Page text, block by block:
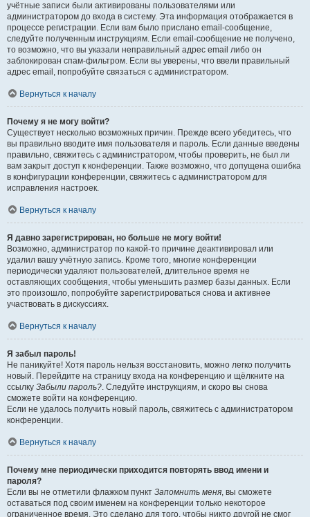
учётные записи были активированы пользователями или
администратором до входа в систему. Эта информация отображается в
процессе регистрации. Если вам было прислано email-сообщение,
следуйте полученным инструкциям. Если email-сообщение не получено,
то возможно, что вы указали неправильный адрес email либо он
заблокирован спам-фильтром. Если вы уверены, что ввели правильный
адрес email, попробуйте связаться с администратором.
Вернуться к началу
Почему я не могу войти?
Существует несколько возможных причин. Прежде всего убедитесь, что
вы правильно вводите имя пользователя и пароль. Если данные введены
правильно, свяжитесь с администратором, чтобы проверить, не был ли
вам закрыт доступ к конференции. Также возможно, что допущена ошибка
в конфигурации конференции, свяжитесь с администратором для
исправления настроек.
Вернуться к началу
Я давно зарегистрирован, но больше не могу войти!
Возможно, администратор по какой-то причине деактивировал или
удалил вашу учётную запись. Кроме того, многие конференции
периодически удаляют пользователей, длительное время не
оставляющих сообщения, чтобы уменьшить размер базы данных. Если
это произошло, попробуйте зарегистрироваться снова и активнее
участвовать в дискуссиях.
Вернуться к началу
Я забыл пароль!
Не паникуйте! Хотя пароль нельзя восстановить, можно легко получить
новый. Перейдите на страницу входа на конференцию и щёлкните на
ссылку Забыли пароль?. Следуйте инструкциям, и скоро вы снова
сможете войти на конференцию.
Если не удалось получить новый пароль, свяжитесь с администратором
конференции.
Вернуться к началу
Почему мне периодически приходится повторять ввод имени и
пароля?
Если вы не отметили флажком пункт Запомнить меня, вы сможете
оставаться под своим именем на конференции только некоторое
ограниченное время. Это сделано для того, чтобы никто другой не смог